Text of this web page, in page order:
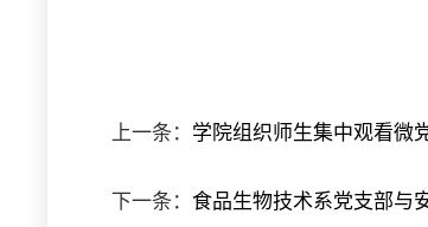
上一条： 学院组织师生集中观看微
下一条：食品生物技术系党支部与